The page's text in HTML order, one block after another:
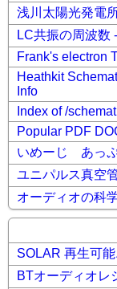
浅川太陽光発電
LC共振の周波数
Frank's electron
Heathkit
Info
Index of /
Popular PDF
いめーじ あっ
ユニパルス真空
オーディオの科
SOLAR 再生可
BTオーディオレ